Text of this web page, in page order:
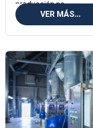
producción no
VER MÁS...